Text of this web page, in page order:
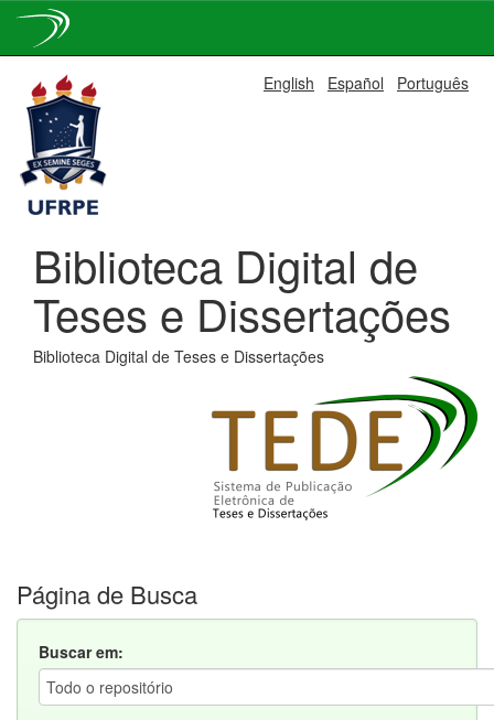
navigation
English Español Português
Biblioteca Digital de
Teses e Dissertações
Biblioteca Digital de Teses e Dissertações
Página de Busca
Buscar em: